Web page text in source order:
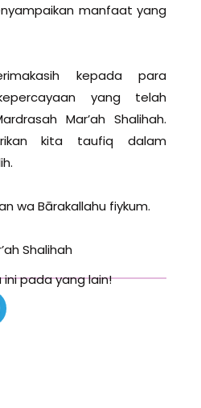
manfaat yang
kepada para
yang telah
Mar’ah Shalihah.
kita taufiq dalam
wa Bārakallahu fiykum.
Shalihah
ini pada yang lain!